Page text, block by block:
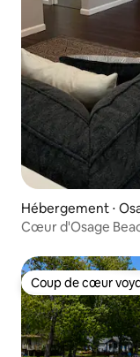
Hébergement ⋅
Cœur d'Osage
Coup de cœur
Coup de cœur